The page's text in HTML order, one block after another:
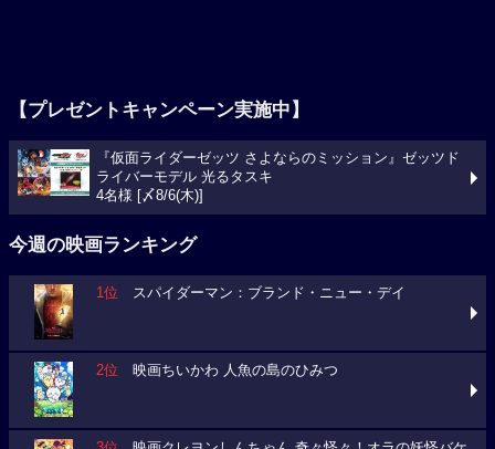
【プレゼントキャンペーン実施中】
『仮面ライダーゼッツ さよならのミッション』ゼッツド
ライバーモデル 光るタスキ
4名様 [〆8/6(木)]
今週の映画ランキング
1位 スパイダーマン：ブランド・ニュー・デイ
2位 映画ちいかわ 人魚の島のひみつ